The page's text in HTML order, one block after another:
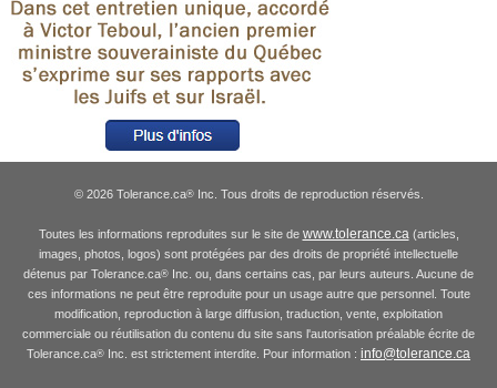
© 2026 Tolerance.ca®Inc. Tous droits de reproduction réservés.
Toutes les informations reproduites sur le site de www.tolerance.ca(articles,
images, photos, logos) sont protégées par des droits de propriété intellectuelle
détenus par Tolerance.ca® Inc. ou, dans certains cas, par leurs auteurs. Aucune de
ces informations ne peut être reproduite pour un usage autre que personnel. Toute
modification, reproduction à large diffusion, traduction, vente, exploitation
commerciale ou réutilisation du contenu du site sans l'autorisation préalable écrite de
Tolerance.ca® Inc. est strictement interdite. Pour information : info@tolerance.ca